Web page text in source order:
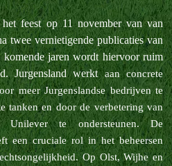
feest op 11 november van van
twee vernietigende publicaties van
jaren wordt hiervoor ruim
Jurgensland werktaan concrete
meer Jurgenslandse bedrijven te
tanken en door de verbetering van
Unilever te ondersteunen. De
eencruciale rol in het beheersen
Op Olst, Wijhe en